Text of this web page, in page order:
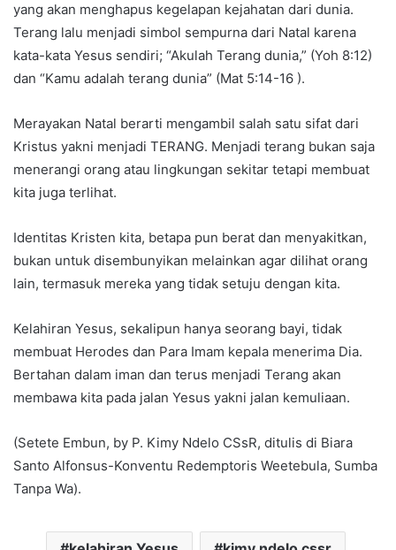
yang akan menghapus kegelapan kejahatan dari dunia.
Terang lalu menjadi simbol sempurna dari Natal karena
kata-kata Yesus sendiri; “Akulah Terang dunia,” (Yoh 8:12)
dan “Kamu adalah terang dunia” (Mat 5:14-16 ).
Merayakan Natal berarti mengambil salah satu sifat dari
Kristus yakni menjadi TERANG. Menjadi terang bukan saja
menerangi orang atau lingkungan sekitar tetapi membuat
kita juga terlihat.
Identitas Kristen kita, betapa pun berat dan menyakitkan,
bukan untuk disembunyikan melainkan agar dilihat orang
lain, termasuk mereka yang tidak setuju dengan kita.
Kelahiran Yesus, sekalipun hanya seorang bayi, tidak
membuat Herodes dan Para Imam kepala menerima Dia.
Bertahan dalam iman dan terus menjadi Terang akan
membawa kita pada jalan Yesus yakni jalan kemuliaan.
(Setete Embun, by P. Kimy Ndelo CSsR, ditulis di Biara
Santo Alfonsus-Konventu Redemptoris Weetebula, Sumba
Tanpa Wa).